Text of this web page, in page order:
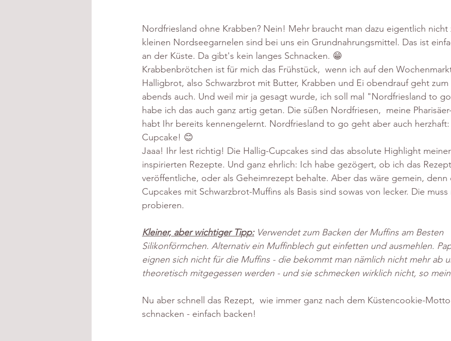
Nordfriesland ohne Krabben? Nein! Mehr braucht man dazu eigentlich nicht
kleinen Nordseegarnelen sind bei uns ein Grundnahrungsmittel. Das ist
an der Küste. Da gibt's kein langes Schnacken. 😁
Krabbenbrötchen ist für mich das Frühstück,  wenn ich auf den
Halligbrot, also Schwarzbrot mit Butter, Krabben und Ei obendrauf geht
abends auch. Und weil mir ja gesagt wurde, ich soll mal "Nordfriesland to
habe ich das auch ganz artig getan. Die süßen Nordfriesen,  meine
habt Ihr bereits kennengelernt. Nordfriesland to go geht aber auch herzhaft:
Cupcake! 😊
Jaaa! Ihr lest richtig! Die Hallig-Cupcakes sind das absolute Highlight
inspirierten Rezepte. Und ganz ehrlich: Ich habe gezögert, ob ich das
veröffentliche, oder als Geheimrezept behalte. Aber das wäre gemein, denn
Cupcakes mit Schwarzbrot-Muffins als Basis sind sowas von lecker. Die muss
probieren.
Kleiner, aber wichtiger Tipp: Verwendet zum Backen der Muffins am Besten
Silikonförmchen. Alternativ ein Muffinblech gut einfetten und ausmehlen.
eignen sich nicht für die Muffins - die bekommt man nämlich nicht mehr ab
theoretisch mitgegessen werden - und sie schmecken wirklich nicht, so
Nu aber schnell das Rezept,  wie immer ganz nach dem Küstencookie-
schnacken - einfach backen!